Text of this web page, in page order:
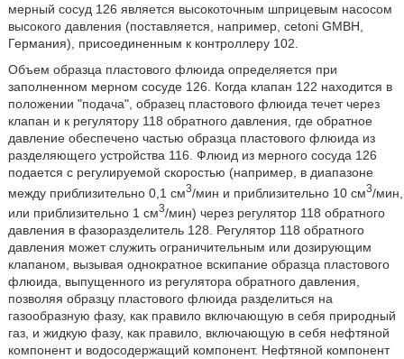
мерный сосуд 126 является высокоточным шприцевым насосом
высокого давления (поставляется, например, cetoni GMBH,
Германия), присоединенным к контроллеру 102.
Объем образца пластового флюида определяется при
заполненном мерном сосуде 126. Когда клапан 122 находится в
положении "подача", образец пластового флюида течет через
клапан и к регулятору 118 обратного давления, где обратное
давление обеспечено частью образца пластового флюида из
разделяющего устройства 116. Флюид из мерного сосуда 126
подается с регулируемой скоростью (например, в диапазоне
между приблизительно 0,1 см3/мин и приблизительно 10 см3/мин,
или приблизительно 1 см3/мин) через регулятор 118 обратного
давления в фазоразделитель 128. Регулятор 118 обратного
давления может служить ограничительным или дозирующим
клапаном, вызывая однократное вскипание образца пластового
флюида, выпущенного из регулятора обратного давления,
позволяя образцу пластового флюида разделиться на
газообразную фазу, как правило включающую в себя природный
газ, и жидкую фазу, как правило, включающую в себя нефтяной
компонент и водосодержащий компонент. Нефтяной компонент